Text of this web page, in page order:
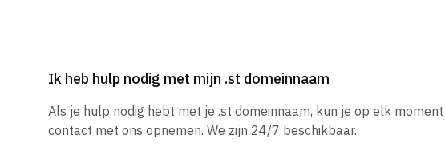
Ik heb hulp nodig met mijn .st domeinnaam
Als je hulp nodig hebt met je .st domeinnaam, kun je op elk moment
contact met ons opnemen. We zijn 24/7 beschikbaar.